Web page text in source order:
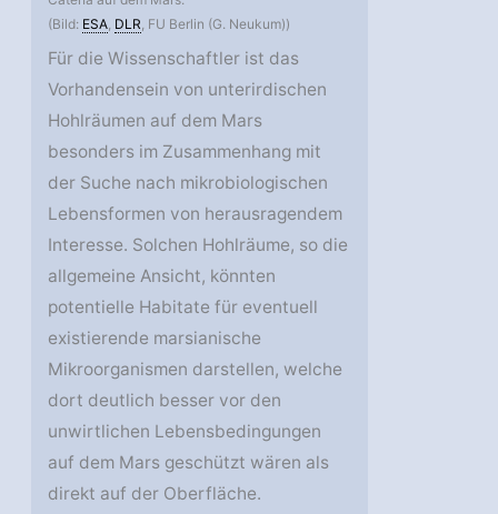
(Bild: ESA DLR , FU Berlin (G. Neukum))
Für die Wissenschaftler ist das
Vorhandensein von unterirdischen
Hohlräumen auf dem Mars
besonders im Zusammenhang mit
der Suche nach mikrobiologischen
Lebensformen von herausragendem
Interesse. Solchen Hohlräume, so die
allgemeine Ansicht, könnten
potentielle Habitate für eventuell
existierende marsianische
Mikroorganismen darstellen, welche
dort deutlich besser vor den
unwirtlichen Lebensbedingungen
auf dem Mars geschützt wären als
direkt auf der Oberfläche.